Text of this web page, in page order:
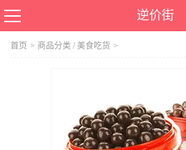
逆价街
首页 > 商品分类 / 美食吃货 >